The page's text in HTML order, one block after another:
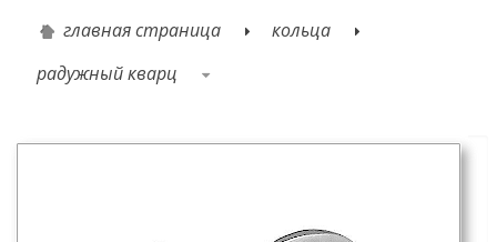
главная страница
кольца
радужный кварц